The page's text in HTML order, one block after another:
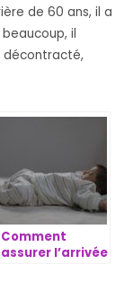
de 60 ans, il a
il
décontracté,
Comment
assurer l’arrivée